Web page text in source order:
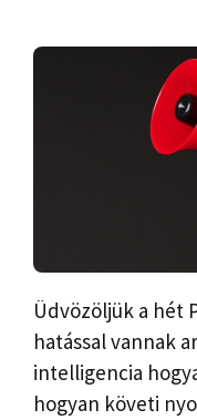
Üdvözöljük a hét
hatással vannak
intelligencia
hogyan követi